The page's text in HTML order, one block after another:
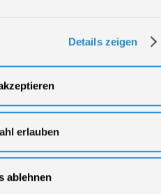
Details zeigen
erlauben
ablehnen